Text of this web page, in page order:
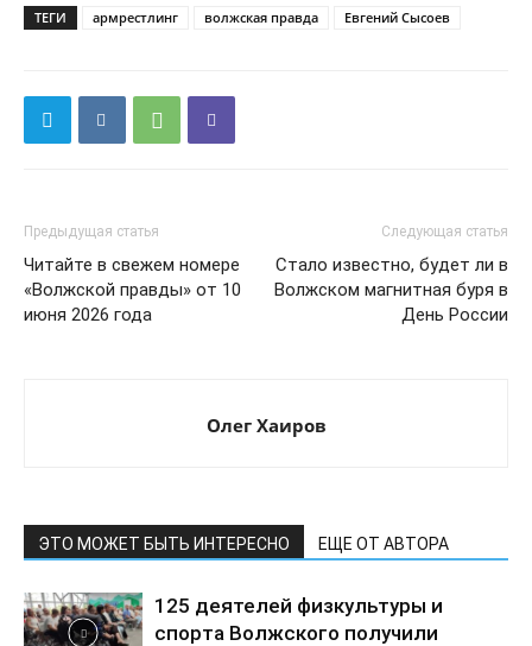
ТЕГИ армрестлинг волжская правда Евгений Сысоев
Предыдущая статья
Читайте в свежем номере
«Волжской правды» от 10
июня 2026 года
Следующая статья
Стало известно, будет ли в
Волжском магнитная буря в
День России
Олег Хаиров
ЭТО МОЖЕТ БЫТЬ ИНТЕРЕСНО ЕЩЕ ОТ АВТОРА
125 деятелей физкультуры и
спорта Волжского получили